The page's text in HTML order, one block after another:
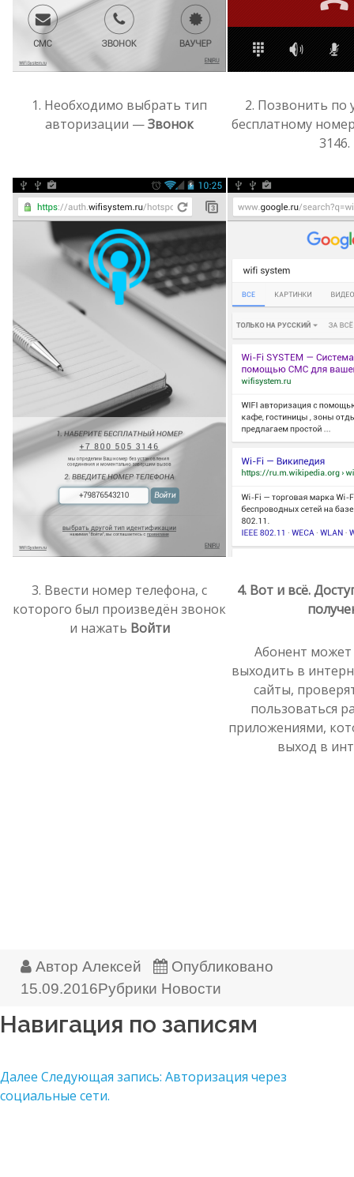
1. Необходимо выбрать тип
авторизации —Звонок
2. Позвонить по
бесплатному
3146.
3. Ввести номер телефона, с
которого был произведён звонок
и нажать Войти
4. Вот и всё.
Абонент может
выходить в
сайты,
пользоваться
приложениями,
выход в
Автор Алексей
Опубликовано
15.09.2016Рубрики Новости
Навигация по записям
Далее Следующая запись: Авторизация через
социальные сети.